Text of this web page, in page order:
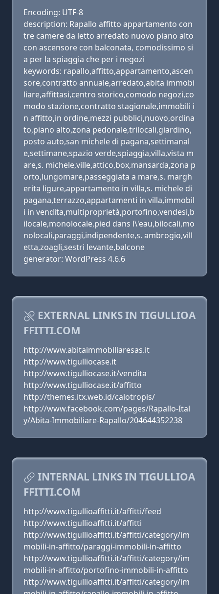
Encoding: UTF-8
description: Rapallo affitto appartamento con
tre camere da letto arredato nuovo piano alto
con ascensore con balconata, comodissimo si
a per la spiaggia che per i negozi
keywords: rapallo,affitto,appartamento,ascen
sore,contratto annuale,arredato,abita immobi
liare,affittasi,centro storico,comodo negozi,co
modo stazione,contratto stagionale,immobili i
n affitto,in ordine,mezzi pubblici,nuovo,ordina
to,piano alto,zona pedonale,trilocali,giardino,
posto auto,san michele di pagana,settimanal
e,settimane,spazio verde,spiaggia,villa,vista m
are,s. michele,ville,attico,box,mansarda,zona p
orto,lungomare,passeggiata a mare,s. margh
erita ligure,appartamento in villa,s. michele di
pagana,terrazzo,appartamenti in villa,immobil
i in vendita,multiproprietà,portofino,vendesi,b
ilocale,monolocale,pied dans l\'eau,bilocali,mo
nolocali,paraggi,indipendente,s. ambrogio,vill
etta,zoagli,sestri levante,balcone
generator: WordPress 4.6.6
EXTERNAL LINKS IN TIGULLIOA
FFITTI.COM
http://www.abitaimmobiliaresas.it
http://www.tigulliocase.it
http://www.tigulliocase.it/vendita
http://www.tigulliocase.it/affitto
http://themes.itx.web.id/calotropis/
http://www.facebook.com/pages/Rapallo-Ital
y/Abita-Immobiliare-Rapallo/204644352238
INTERNAL LINKS IN TIGULLIOA
FFITTI.COM
http://www.tigullioaffitti.it/affitti/feed
http://www.tigullioaffitti.it/affitti
http://www.tigullioaffitti.it/affitti/category/im
mobili-in-affitto/paraggi-immobili-in-affitto
http://www.tigullioaffitti.it/affitti/category/im
mobili-in-affitto/portofino-immobili-in-affitto
http://www.tigullioaffitti.it/affitti/category/im